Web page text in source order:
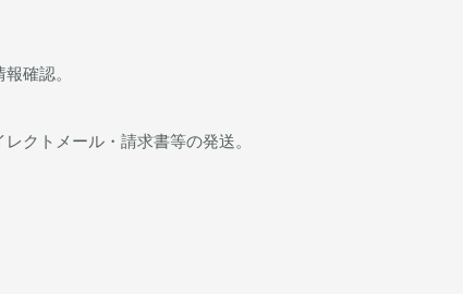
確認。
クトメール・請求書等の発送。